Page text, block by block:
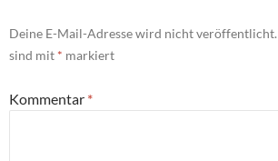
Deine E-Mail-Adresse wird nicht veröffentlicht.
sind mit * markiert
Kommentar *